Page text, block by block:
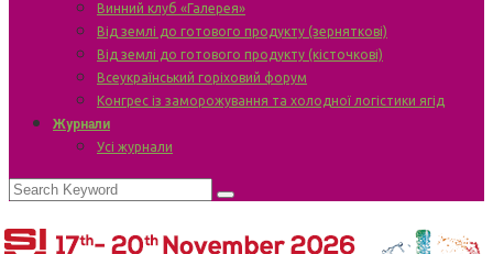
Винний клуб «Галерея»
Від землі до готового продукту (зерняткові)
Від землі до готового продукту (кісточкові)
Всеукраїнський горіховий форум
Конгрес із заморожування та холодної логістики ягід
Журнали
Усі журнали